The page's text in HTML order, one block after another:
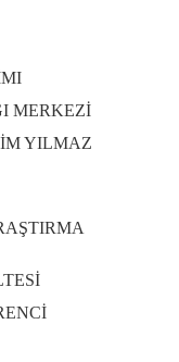
MERKEZİ
YILMAZ